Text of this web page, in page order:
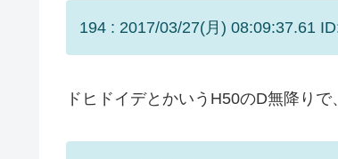
194 : 2017/03/27(月) 08:09:37.61
ドヒドイデとかいうH50のD無降り